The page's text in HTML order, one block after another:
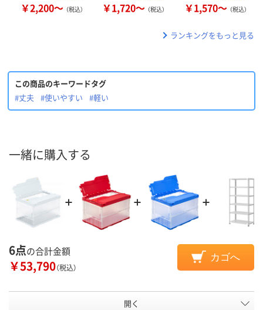
￥2,200～ （税込） ￥1,720～ （税込） ￥1,570～ （税込）
ランキングをもっと見る
この商品のキーワードタグ
#丈夫
#使いやすい #軽い
一緒に購入する
6点の合計金額
￥53,790（税込）
カゴへ
開く